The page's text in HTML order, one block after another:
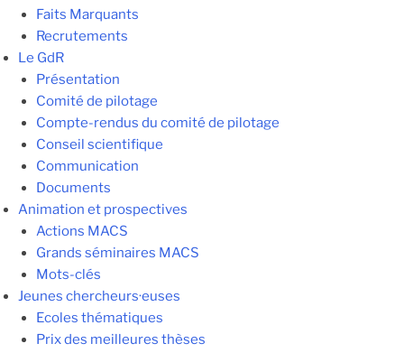
Faits Marquants
Recrutements
Le GdR
Présentation
Comité de pilotage
Compte-rendus du comité de pilotage
Conseil scientifique
Communication
Documents
Animation et prospectives
Actions MACS
Grands séminaires MACS
Mots-clés
Jeunes chercheurs·euses
Ecoles thématiques
Prix des meilleures thèses